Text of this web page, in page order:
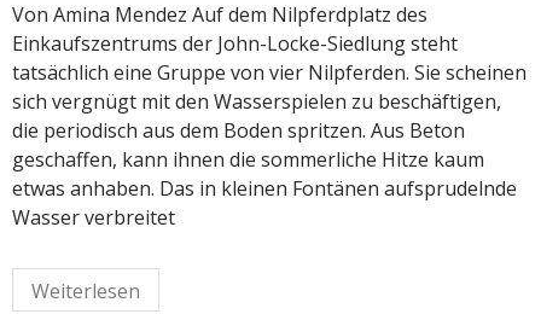
Von Amina Mendez Auf dem Nilpferdplatz des
Einkaufszentrums der John-Locke-Siedlung steht
tatsächlich eine Gruppe von vier Nilpferden. Sie scheinen
sich vergnügt mit den Wasserspielen zu beschäftigen,
die periodisch aus dem Boden spritzen. Aus Beton
geschaffen, kann ihnen die sommerliche Hitze kaum
etwas anhaben. Das in kleinen Fontänen aufsprudelnde
Wasser verbreitet
Weiterlesen